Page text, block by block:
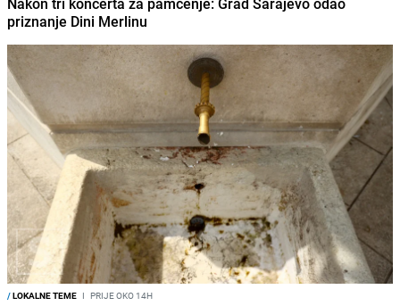
priznanje Dini Merlinu
/LOKALNE TEME I PRIJE OKO 14H